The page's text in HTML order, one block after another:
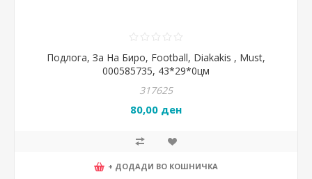
Подлога, За На Биро, Football, Diakakis , Must,
000585735, 43*29*0цм
317625
80,00 ден
+ ДОДАДИ ВО КОШНИЧКА